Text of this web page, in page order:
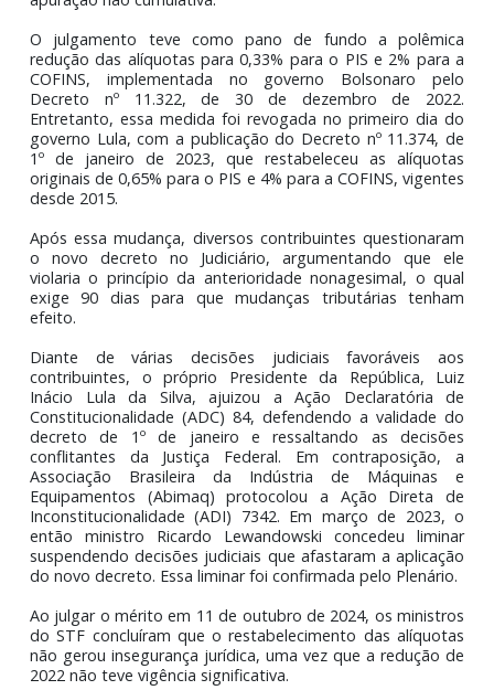
O Supremo Tribunal Federal (STF) recentemente
a constitucionalidade do decreto presidencial
restabeleceu as alíquotas do PIS e da COFINS
receitas financeiras de corporações sob o regime
apuração não cumulativa.
O julgamento teve como pano de fundo a
redução das alíquotas para 0,33% para o PIS e 2%
Decreto nº 11.322, de 30 de dezembro de
Entretanto, essa medida foi revogada no primeiro dia
governo Lula, com a publicação do Decreto nº 11.374,
1º de janeiro de 2023, que restabeleceu as
originais de 0,65% para o PIS e 4% para a COFINS,
desde 2015.
Após essa mudança, diversos contribuintes
o novo decreto no Judiciário, argumentando que
violaria o princípio da anterioridade nonagesimal, o
exige 90 dias para que mudanças tributárias
efeito.
Diante de várias decisões judiciais favoráveis
contribuintes, o próprio Presidente da República,
Inácio Lula da Silva, ajuizou a Ação Declaratória
Constitucionalidade (ADC) 84, defendendo a validade
decreto de 1º de janeiro e ressaltando as
conflitantes da Justiça Federal. Em
Associação Brasileira da Indústria de
Equipamentos (Abimaq) protocolou a Ação Direta